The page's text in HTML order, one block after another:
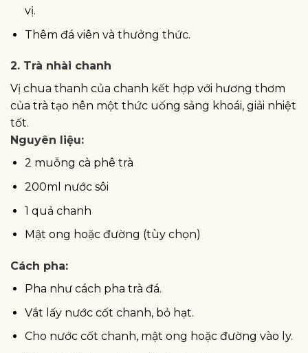
vị.
Thêm đá viên và thưởng thức.
2. Trà nhài chanh
Vị chua thanh của chanh kết hợp với hương thơm
của trà tạo nên một thức uống sảng khoái, giải nhiệt
tốt.
Nguyên liệu:
2 muỗng cà phê trà
200ml nước sôi
1 quả chanh
Mật ong hoặc đường (tùy chọn)
Cách pha:
Pha như cách pha trà đá.
Vắt lấy nước cốt chanh, bỏ hạt.
Cho nước cốt chanh, mật ong hoặc đường vào ly.